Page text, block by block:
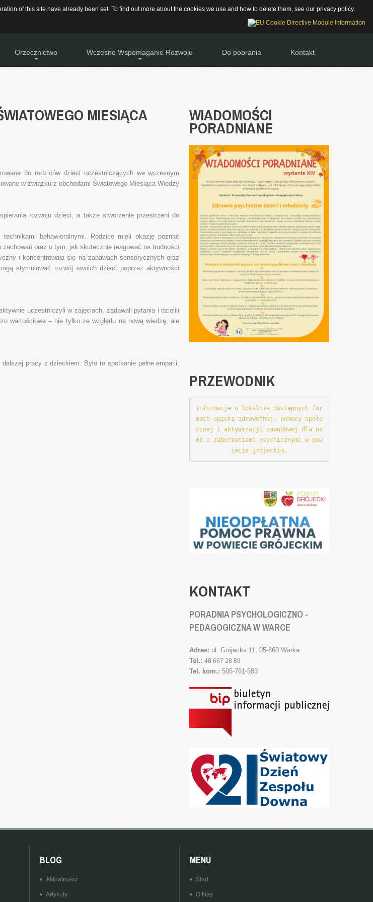
89 / 505 761 583 RODO DEKLARACJA DOSTĘPNOŚCI Szukaj...
Orzecznictwo
Rodzaje wydawanych orzeczeń
Wczesne Wspomaganie Rozwoju
Harmonogramy
Wydarzenia i Relacje
Do pobrania Kontakt
MIESIĄCA
do rodziców dzieci uczestniczących we wczesnym
w związku z obchodami Światowego Miesiąca Wiedzy
rozwoju dzieci, a także stworzenie przestrzeni do
behawioralnymi. Rodzice mieli okazję poznać
oraz o tym, jak skutecznie reagować na trudności
i koncentrowała się na zabawach sensorycznych oraz
stymulować rozwój swoich dzieci poprzez aktywności
uczestniczyli w zajęciach, zadawali pytania i dzielili
wartościowe – nie tylko ze względu na nową wiedzę, ale
pracy z dzieckiem. Było to spotkanie pełne empatii,
WIADOMOŚCI
PORADNIANE
PRZEWODNIK
informacje o lokalnie dostępnych for
mach opieki zdrowotnej, pomocy społe
cznej i aktywizacji zawodowej dla os
ób z zaburzeniami psychicznymi w pow
iecie grójeckim.
KONTAKT
PORADNIA PSYCHOLOGICZNO -
PEDAGOGICZNA W WARCE
Adres: ul. Grójecka 11, 05-660 Warka
Tel.: 48 667 28 89
Tel. kom.: 505-761-583
MENU
Start
O Nas
BLOG
Aktualności
Artykuły
of this site have already been set. To find out more about the cookies we use and how to delete them, see our privacy policy.